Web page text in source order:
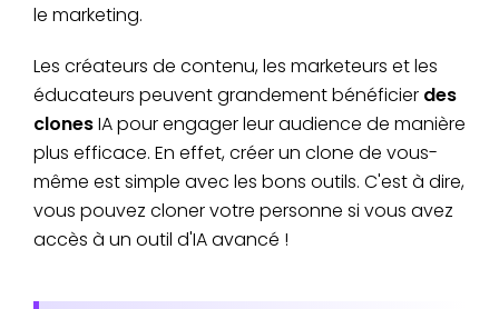
le marketing.
Les créateurs de contenu, les marketeurs et les
éducateurs peuvent grandement bénéficier des
clonesIA pour engager leur audience de manière
plus efficace. En effet, créer un clone de vous-
même est simple avec les bons outils. C'est à dire,
vous pouvez cloner votre personne si vous avez
accès à un outil d'IA avancé !